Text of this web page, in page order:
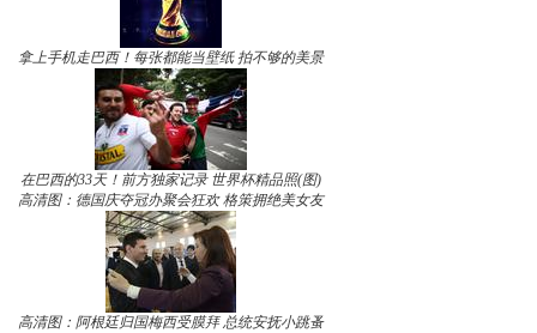
拿上手机走巴西！每张都能当壁纸 拍不够的美景
在巴西的33天！前方独家记录 世界杯精品照(图)
高清图：德国庆夺冠办聚会狂欢 格策拥绝美女友
高清图：阿根廷归国梅西受膜拜 总统安抚小跳蚤